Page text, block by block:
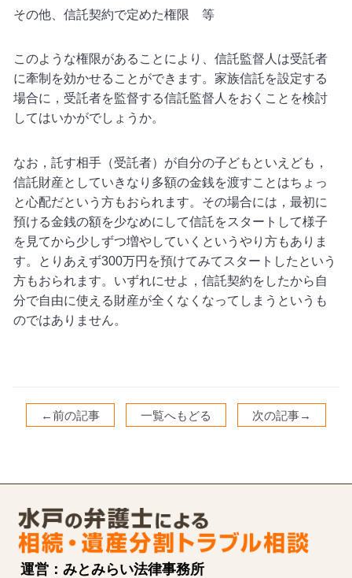
その他、信託契約で定めた権限 等
このような権限があることにより、信託監督人は受託者
に牽制を効かせることができます。家族信託を設定する
場合に，受託者を監督する信託監督人をおくことを検討
してはいかがでしょうか。
なお，託す相手（受託者）が自分の子どもといえども，
信託財産としていきなり多額の金銭を渡すことはちょっ
と心配だという方もおられます。その場合には，最初に
預ける金銭の額を少なめにして信託をスタートして様子
を見てから少しずつ増やしていくというやり方もありま
す。とりあえず300万円を預けてみてスタートしたという
方もおられます。いずれにせよ，信託契約をしたから自
分で自由に使える財産が全くなくなってしまうというも
のではありません。
←前の記事 一覧へもどる 次の記事→
運営：みとみらい法律事務所